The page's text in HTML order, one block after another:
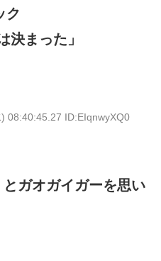
ク
決まった」
08:40:45.27 ID:EIqnwyXQ0
ガオガイガーを思い